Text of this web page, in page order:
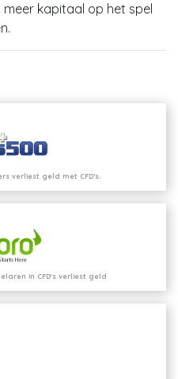
kapitaal op het spel
verliest geld met CFD’s.
in CFD's verliest geld